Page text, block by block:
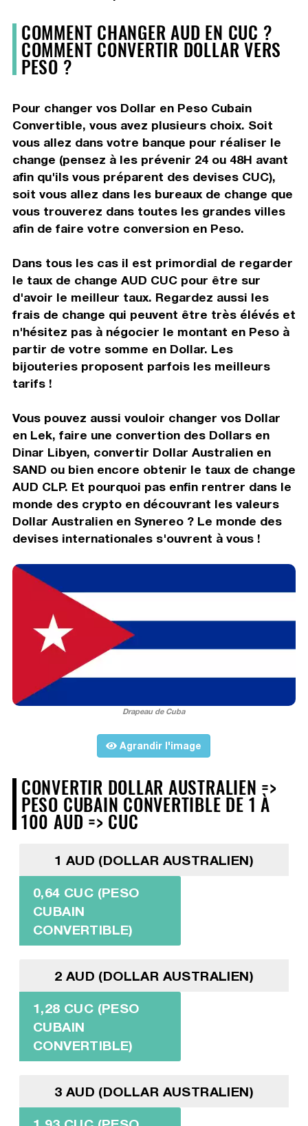
COMMENT CHANGER AUD EN CUC ?
COMMENT CONVERTIR DOLLAR VERS
PESO ?
Pour changer vos Dollar en Peso Cubain
Convertible, vous avez plusieurs choix. Soit
vous allez dans votre banque pour réaliser le
change (pensez à les prévenir 24 ou 48H avant
afin qu'ils vous préparent des devises CUC),
soit vous allez dans les bureaux de change que
vous trouverez dans toutes les grandes villes
afin de faire votre conversion en Peso.
Dans tous les cas il est primordial de regarder
le taux de change AUD CUC pour être sur
d'avoir le meilleur taux. Regardez aussi les
frais de change qui peuvent être très élévés et
n'hésitez pas à négocier le montant en Peso à
partir de votre somme en Dollar. Les
bijouteries proposent parfois les meilleurs
tarifs !
Vous pouvez aussi vouloir changer vos Dollar
en Lek, faire une convertion des Dollars en
Dinar Libyen, convertir Dollar Australien en
SAND ou bien encore obtenir le taux de change
AUD CLP. Et pourquoi pas enfin rentrer dans le
monde des crypto en découvrant les valeurs
Dollar Australien en Synereo ? Le monde des
devises internationales s'ouvrent à vous !
Drapeau de Cuba
Agrandir l'image
CONVERTIR DOLLAR AUSTRALIEN =>
PESO CUBAIN CONVERTIBLE DE 1 À
100 AUD => CUC
1 AUD (DOLLAR AUSTRALIEN)
0,64 CUC (PESO
CUBAIN
CONVERTIBLE)
2 AUD (DOLLAR AUSTRALIEN)
1,28 CUC (PESO
CUBAIN
CONVERTIBLE)
3 AUD (DOLLAR AUSTRALIEN)